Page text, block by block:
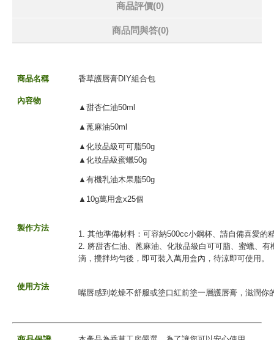
商品評價(0)
商品問與答(0)
商品名稱 香草護唇膏DIY組合包
內容物
▲ 甜杏仁油50ml
▲ 蓖麻油50ml
▲ 化妝品級可可脂50g
▲ 化妝品級蜜蠟50g
▲ 有機乳油木果脂50g
▲ 10g萬用盒x25個
製作方法
1. 其他準備材料：可容納500cc小鋼杯、請自備喜愛的
2. 將甜杏仁油、蓖麻油、化妝品級白可可脂、蜜蠟、
滴，攪拌均勻後，即可裝入萬用盒內，待涼即可使用。
使用方法
嘴唇感到乾燥不舒服或塗口紅前塗一層護唇膏，滋潤你